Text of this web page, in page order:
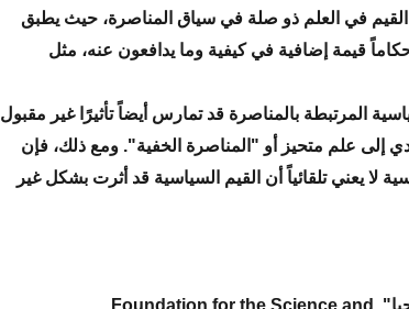
في العلم ذو صلة في سياق المناصرة، حيث يطبق
قيمة إضافية في كيفية وما يدافعون عنه، مثل
المرتبطة بالمناصرة قد تمارس أيضاً تأثيرًا غير مقبول
إلى علم متحيز أو "المناصرة الخفية". ومع ذلك، فإن
لا يعني تلقائياً أن القيم السياسية قد أثرت بشكل غير
"طرحت مؤسسة العلوم والتكنولوجيا" Foundation for the Science and